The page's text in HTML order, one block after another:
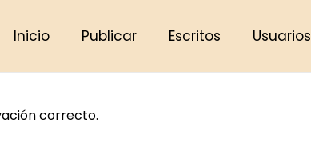
Inicio Publicar Escritos Usuarios
correcto.